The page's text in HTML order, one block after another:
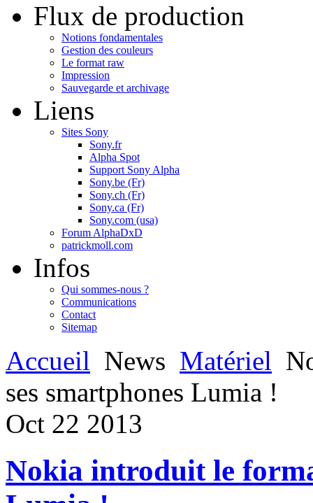
Flux de production
Notions fondamentales
Gestion des couleurs
Le format raw
Impression
Sauvegarde et archivage
Liens
Sites Sony
Sony.fr
Alpha Spot
Support Sony Alpha
Sony.be (Fr)
Sony.ch (Fr)
Sony.ca (Fr)
Sony.com (usa)
Forum AlphaDxD
patrickmoll.com
Infos
Qui sommes-nous ?
Communications
Contact
Sitemap
Accueil News Matériel
ses smartphones Lumia !
Oct 22 2013
Nokia introduit le